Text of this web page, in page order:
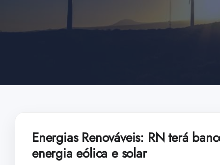
Energias Renováveis: RN terá
energia eólica e solar